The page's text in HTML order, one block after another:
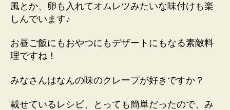
風とか、卵も入れてオムレツみたいな味付けも楽
しんでいます♪
お昼ご飯にもおやつにもデザートにもなる素敵料
理ですね！
みなさんはなんの味のクレープが好きですか？
載せているレシピ、とっても簡単だったので、み